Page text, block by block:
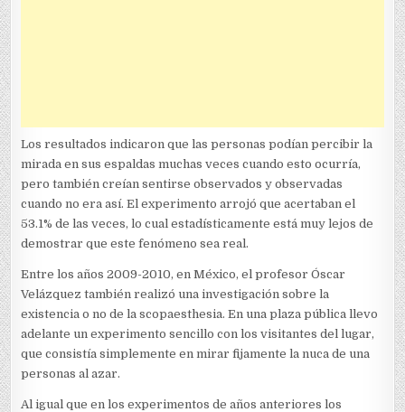
Los resultados indicaron que las personas podían percibir la
mirada en sus espaldas muchas veces cuando esto ocurría,
pero también creían sentirse observados y observadas
cuando no era así. El experimento arrojó que acertaban el
53.1% de las veces, lo cual estadísticamente está muy lejos de
demostrar que este fenómeno sea real.
Entre los años 2009-2010, en México, el profesor Óscar
Velázquez también realizó una investigación sobre la
existencia o no de la scopaesthesia. En una plaza pública llevo
adelante un experimento sencillo con los visitantes del lugar,
que consistía simplemente en mirar fijamente la nuca de una
personas al azar.
Al igual que en los experimentos de años anteriores los